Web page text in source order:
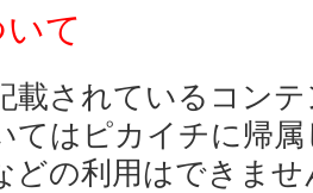
て
載されているコン
てはピカイチに帰
どの利用はできま